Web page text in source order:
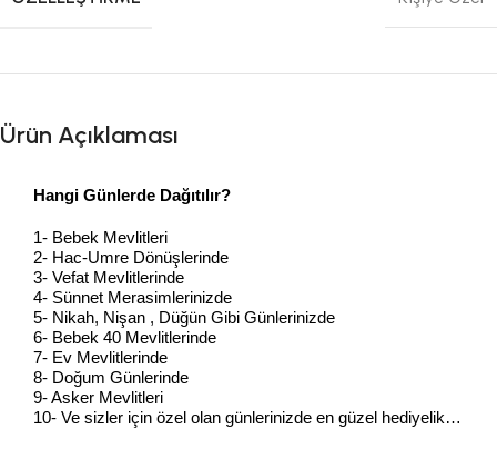
Ürün Açıklaması
Hangi Günlerde Dağıtılır?
1- Bebek Mevlitleri
2- Hac-Umre Dönüşlerinde
3- Vefat Mevlitlerinde
4- Sünnet Merasimlerinizde
5- Nikah, Nişan , Düğün Gibi Günlerinizde
6- Bebek 40 Mevlitlerinde
7- Ev Mevlitlerinde
8- Doğum Günlerinde
9- Asker Mevlitleri
10- Ve sizler için özel olan günlerinizde en güzel hediyelik…